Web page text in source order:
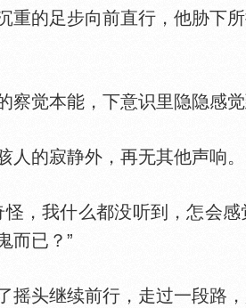
的足步向前直行，他胁下所
觉本能，下意识里隐隐感
的寂静外，再无其他声响。
我什么都没听到，怎会感
而已？”
头继续前行，走过一段路，